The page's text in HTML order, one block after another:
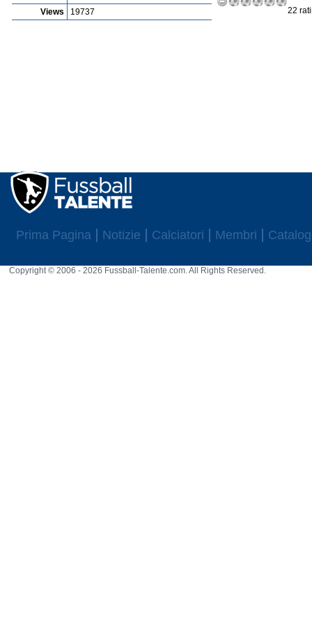
Views
19737
22
Prima Pagina Notizie Calciatori Membri
Copyright © 2006 - 2026 Fussball-Talente.com. All Rights Reserved.